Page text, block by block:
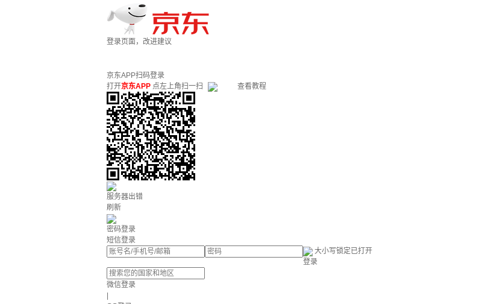
登录页面，改进建议
京东APP扫码登录
打开京东APP 点左上角扫一扫 查看教程
服务器出错
刷新
密码登录
短信登录
大小写锁定已打开
登录
微信登录